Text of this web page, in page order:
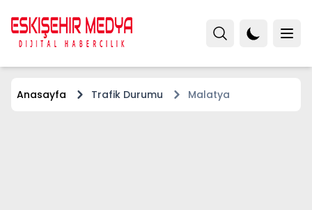
Anasayfa Trafik Durumu Malatya